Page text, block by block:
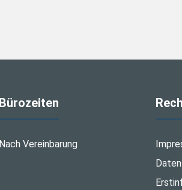
Bürozeiten
Nach Vereinbarung